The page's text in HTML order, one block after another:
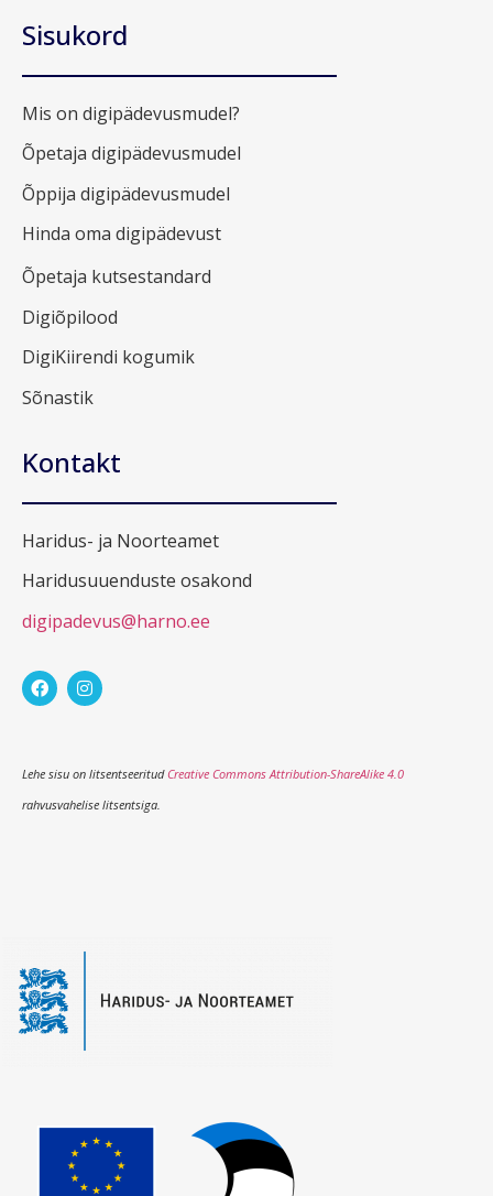
Sisukord
Mis on digipädevusmudel?
Õpetaja digipädevusmudel
Õppija digipädevusmudel
Hinda oma digipädevust
Õpetaja kutsestandard
Digiõpilood
DigiKiirendi kogumik
Sõnastik
Kontakt
Haridus- ja Noorteamet
Haridusuuenduste osakond
digipadevus@harno.ee
Lehe sisu on litsentseeritudCreative Commons Attribution-ShareAlike 4.0
rahvusvahelise litsentsiga.